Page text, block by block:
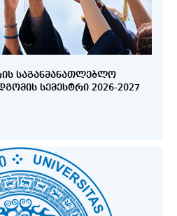
ᲡᲐᲒᲐᲜᲛᲐᲜᲐᲗᲚᲔᲑᲚᲝ
ᲡᲔᲛᲔᲡᲢᲠᲘ 2026-2027